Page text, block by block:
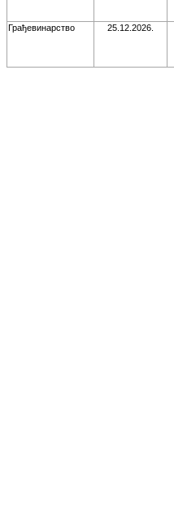
Грађевинарство 25.12.2026.